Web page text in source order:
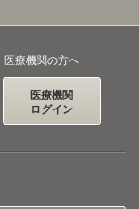
医療機関の方へ
医療機関
ログイン